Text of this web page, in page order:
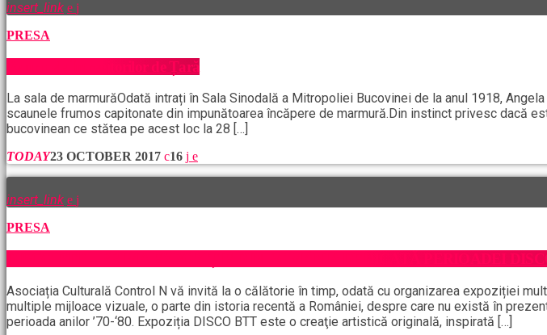
insert_link
PRESA
Pe urmele Întregitorilor de Țară
La sala de marmurăOdată intrați în Sala Sinodală a Mitropoliei Bucovinei de la anul 1918,
scaunele frumos capitonate din impunătoarea încăpere de marmură.Din instinct privesc dacă
bucovinean ce stătea pe acest loc la 28 […]
TODAY23 OCTOBER 2017 16
insert_link
PRESA
DISCO BTT – PRIMA EXPOZIȚIE DIN ROMÂNIA DEDICATĂ PERIOADEI
Asociația Culturală Control N vă invită la o călătorie în timp, odată cu organizarea expoziției
multiple mijloace vizuale, o parte din istoria recentă a României, despre care nu există în
perioada anilor ’70-‘80. Expoziția DISCO BTT este o creaţie artistică originală, inspirată […]